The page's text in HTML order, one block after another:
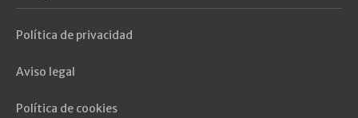
Política de privacidad
Aviso legal
Política de cookies